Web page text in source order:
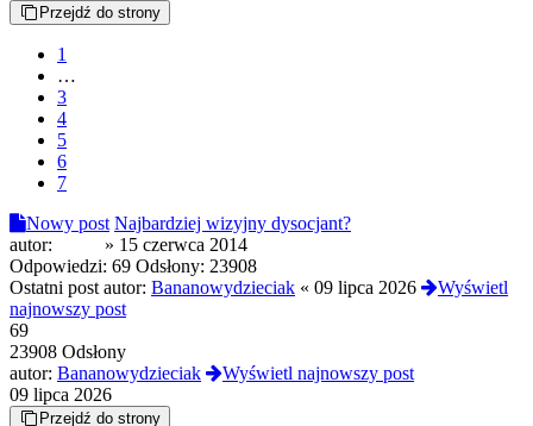
Przejdź do strony
1
…
3
4
5
6
7
Nowy post Najbardziej wizyjny dysocjant?
autor:
» 15 czerwca 2014
Odpowiedzi: 69 Odsłony: 23908
Ostatni post autor: Bananowydzieciak « 09 lipca 2026
Wyświetl
najnowszy post
69
23908 Odsłony
autor: Bananowydzieciak
Wyświetl najnowszy post
09 lipca 2026
Przejdź do strony